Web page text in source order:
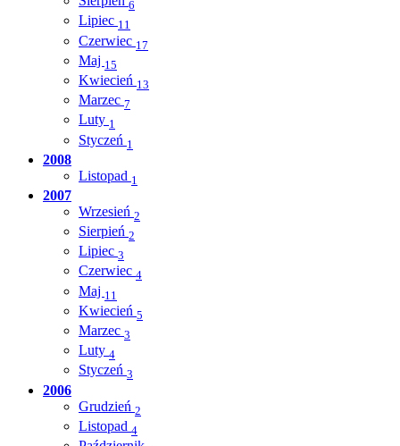
6
Lipiec 11
Czerwiec 17
Maj 15
Kwiecień 13
Marzec 7
Luty 1
Styczeń 1
2008
Listopad 1
2007
Wrzesień 2
Sierpień 2
Lipiec 3
Czerwiec 4
Maj 11
Kwiecień 5
Marzec 3
Luty 4
Styczeń 3
2006
Grudzień 2
Listopad 4